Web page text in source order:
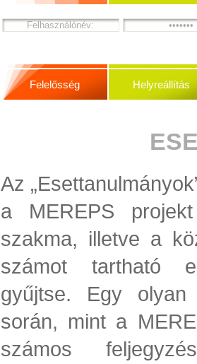
Felelősség Helyreállítás
Az
a MEREPS
szakma, illetve a
számot tartható
gyűjtse. Egy olyan
során, mint a
számos